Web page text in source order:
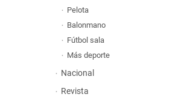
Pelota
Balonmano
Fútbol sala
Más deporte
Nacional
Revista